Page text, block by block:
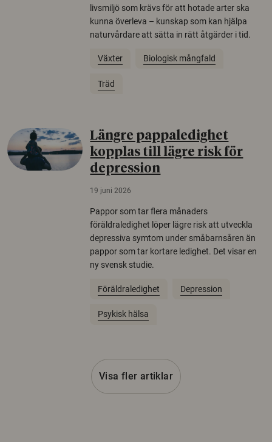
livsmiljö som krävs för att hotade arter ska
kunna överleva – kunskap som kan hjälpa
naturvårdare att sätta in rätt åtgärder i tid.
Växter Biologisk mångfald
Träd
Längre pappaledighet
kopplas till lägre risk för
depression
19 juni 2026
Pappor som tar flera månaders
föräldraledighet löper lägre risk att utveckla
depressiva symtom under småbarnsåren än
pappor som tar kortare ledighet. Det visar en
ny svensk studie.
Föräldraledighet Depression
Psykisk hälsa
Visa fler artiklar